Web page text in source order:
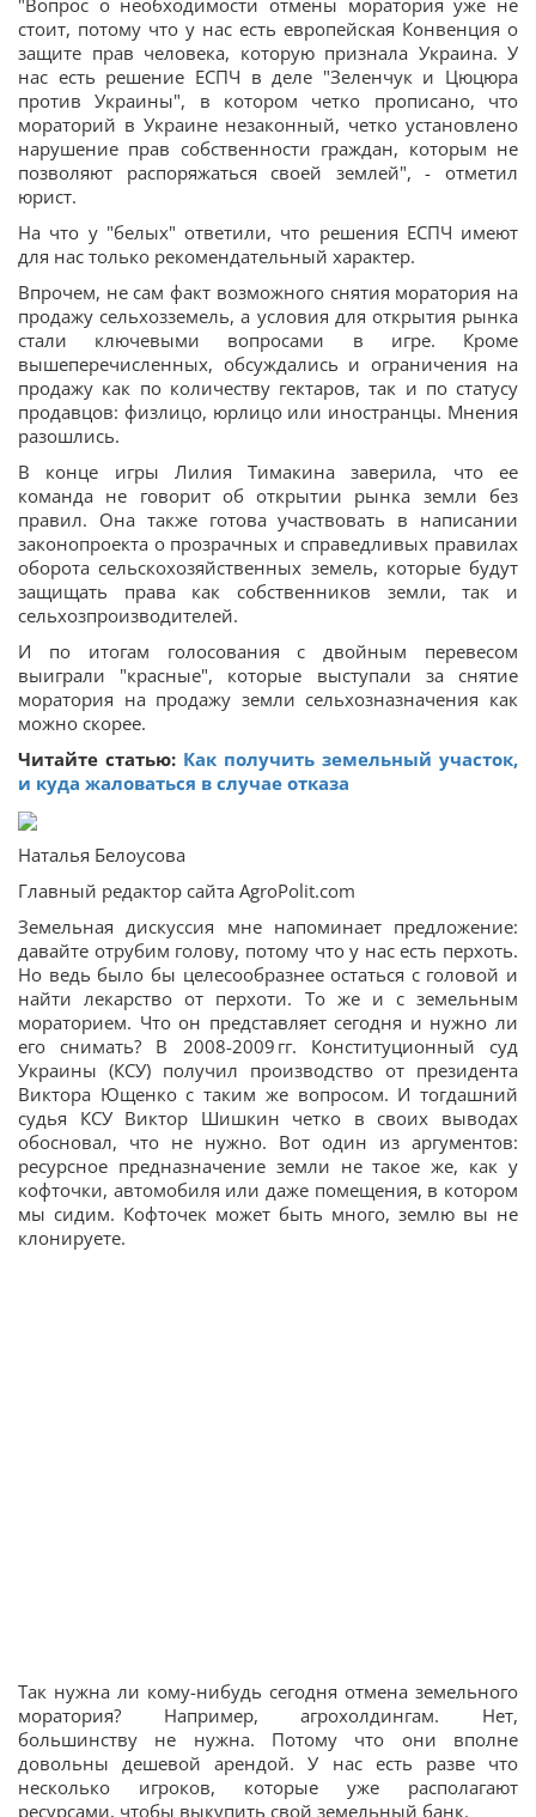
"Вопрос о необходимости отмены моратория уже не
стоит, потому что у нас есть европейская Конвенция о
защите прав человека, которую признала Украина. У
нас есть решение ЕСПЧ в деле "Зеленчук и Цюцюра
против Украины", в котором четко прописано, что
мораторий в Украине незаконный, четко установлено
нарушение прав собственности граждан, которым не
позволяют распоряжаться своей землей", - отметил
юрист.
На что у "белых" ответили, что решения ЕСПЧ имеют
для нас только рекомендательный характер.
Впрочем, не сам факт возможного снятия моратория на
продажу сельхозземель, а условия для открытия рынка
стали ключевыми вопросами в игре. Кроме
вышеперечисленных, обсуждались и ограничения на
продажу как по количеству гектаров, так и по статусу
продавцов: физлицо, юрлицо или иностранцы. Мнения
разошлись.
В конце игры Лилия Тимакина заверила, что ее
команда не говорит об открытии рынка земли без
правил. Она также готова участвовать в написании
законопроекта о прозрачных и справедливых правилах
оборота сельскохозяйственных земель, которые будут
защищать права как собственников земли, так и
сельхозпроизводителей.
И по итогам голосования с двойным перевесом
выиграли "красные", которые выступали за снятие
моратория на продажу земли сельхозназначения как
можно скорее.
Читайте статью: Как получить земельный участок,
и куда жаловаться в случае отказа
Наталья Белоусова
Главный редактор сайта AgroPolit.com
Земельная дискуссия мне напоминает предложение:
давайте отрубим голову, потому что у нас есть перхоть.
Но ведь было бы целесообразнее остаться с головой и
найти лекарство от перхоти. То же и с земельным
мораторием. Что он представляет сегодня и нужно ли
его снимать? В 2008-2009 гг. Консти­туционный суд
Украины (КСУ) получил производство от президента
Виктора Ющенко с таким же вопросом. И тогдашний
судья КСУ Виктор Шишкин четко в своих выводах
обосновал, что не нужно. Вот один из аргументов:
ресурсное предназначение земли не такое же, как у
кофточки, автомобиля или даже помещения, в котором
мы сидим. Кофточек может быть много, землю вы не
клонируете.
Так нужна ли кому-нибудь сегодня отмена земельного
моратория? Например, агрохолдингам. Нет,
большинству не нужна. Потому что они вполне
довольны дешевой арендой. У нас есть разве что
несколько игроков, которые уже располагают
ресурсами, чтобы выкупить свой земельный банк.